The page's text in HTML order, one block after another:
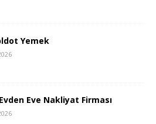
Yemek
Eve Nakliyat Firması